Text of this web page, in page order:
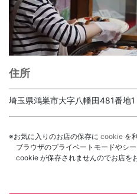
住所
埼玉県鴻巣市大字八幡田481番地1
※お気に入りのお店の保存に cookie を
ブラウザのプライベートモードやシ
cookie が保存されませんのでお店を